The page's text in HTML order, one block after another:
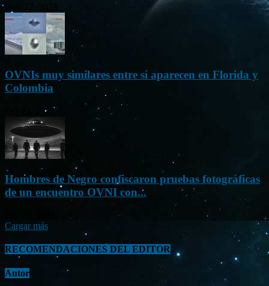
OVNIs muy similares entre sí aparecen en Florida y
Colombia
Oct 23, 2023
Hombres de Negro confiscaron pruebas fotográficas
de un encuentro OVNI con...
Cargar más
RECOMENDACIONES DEL EDITOR
Autor